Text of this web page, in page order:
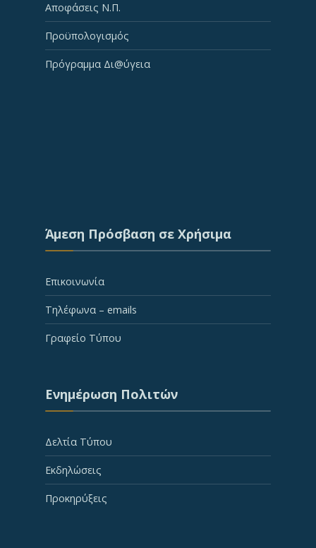
Αποφάσεις Ν.Π.
Προϋπολογισμός
Πρόγραμμα Δι@ύγεια
Άμεση Πρόσβαση σε Χρήσιμα
Επικοινωνία
Τηλέφωνα – emails
Γραφείο Τύπου
Ενημέρωση Πολιτών
Δελτία Τύπου
Εκδηλώσεις
Προκηρύξεις